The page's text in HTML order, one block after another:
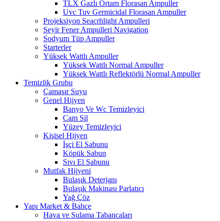
TLX Gazlı Ortam Florasan Ampuller
Uvc Tuv Germicidal Florasan Ampuller
Projeksiyon Seacrhlight Ampulleri
Seyir Fener Ampulleri Navigation
Sodyum Tüp Ampuller
Starterler
Yüksek Wattlı Ampuller
Yüksek Wattlı Normal Ampuller
Yüksek Wattlı Reflektörlü Normal Ampuller
Temizlik Grubu
Çamaşır Suyu
Genel Hijyen
Banyo Ve Wc Temizleyici
Cam Sil
Yüzey Temizleyici
Kişisel Hijyen
İşçi El Sabunu
Köpük Sabun
Sıvı El Sabunu
Mutfak Hijyeni
Bulaşık Deterjanı
Bulaşık Makinası Parlatıcı
Yağ Çöz
Yapı Market & Bahçe
Hava ve Sulama Tabancaları